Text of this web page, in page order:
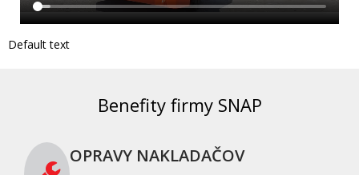
Default text
Benefity firmy SNAP
OPRAVY NAKLADAČOV